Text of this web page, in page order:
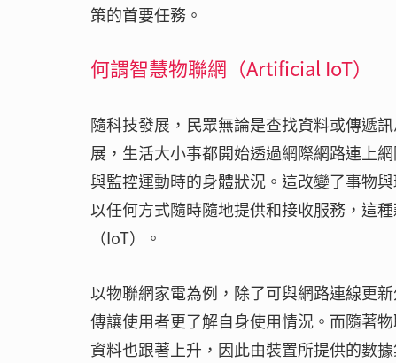
策的首要任務。
何謂智慧物聯網（Artificial IoT）
隨科技發展，民眾無論是查找資料或傳遞
展，生活大小事都開始透過網際網路連上
與監控運動時的身體狀況。這改變了事物
以任何方式隨時隨地提供和接收服務，這
（IoT）。
以物聯網家電為例，除了可與網路連線更
傳讓使用者更了解自身使用情況。而隨著
資料也跟著上升，因此由裝置所提供的數